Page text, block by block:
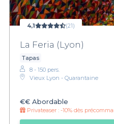
4,1 (21)
La Feria (Lyon)
Tapas
8 - 150 pers.
Vieux Lyon - Quarantaine
€€ Abordable
Privateaser : -10% dès